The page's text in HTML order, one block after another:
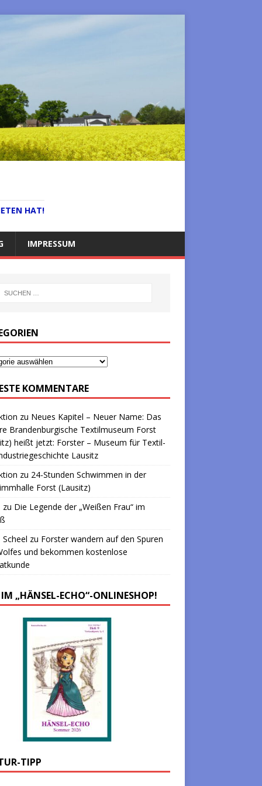
HAT!
IMPRESSUM
KOMMENTARE
zu Neues Kapitel – Neuer Name: Das
Brandenburgische Textilmuseum Forst
heißt jetzt: Forster – Museum für Textil-
Lausitz
zu 24-Stunden Schwimmen in der
Forst (Lausitz)
zu Die Legende der „Weißen Frau“ im
Scheel zu Forster wandern auf den Spuren
und bekommen kostenlose
„HÄNSEL-ECHO“-ONLINESHOP!
TIPP